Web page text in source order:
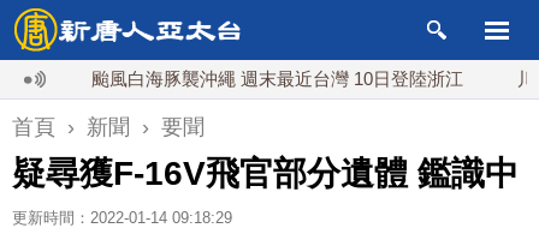
颱風白海豚襲沖繩 週末最近台灣 10日登陸浙江 川普預
首頁 › 新聞 › 要聞
疑尋獲F-16V飛官部分遺體 鑑識中
更新時間：2022-01-14 09:18:29